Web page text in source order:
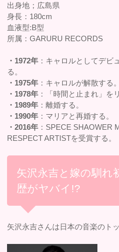
出身地；広島県
身長：180cm
血液型:B型
所属：GARURU RECORDS
・1972年 ：キャロルとしてデビ
る。
・1975年 ：キャロルが解散する
・1978年 ：「時間と止まれ」を
・1989年 ：離婚する。
・1990年 ：マリアと再婚する。
・2016年 ：SPECE SHAOWER
RESPECT ARTISTを受賞する。
矢沢永吉と嫁の馴れ
歴がヤバイ!?
矢沢永吉さんは日本の音楽のト